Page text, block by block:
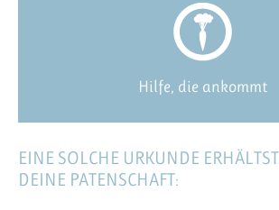
Hilfe, die ankommt
EINE SOLCHE URKUNDE
DEINE PATENSCHAFT: